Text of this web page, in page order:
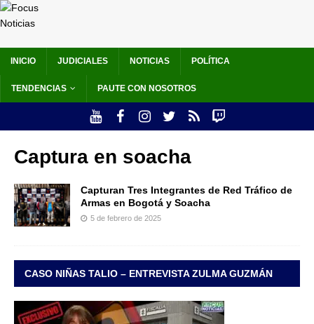
INICIO JUDICIALES NOTICIAS POLÍTICA
TENDENCIAS PAUTE CON NOSOTROS
Captura en soacha
Capturan Tres Integrantes de Red Tráfico de
Armas en Bogotá y Soacha
5 de febrero de 2025
CASO NIÑAS TALIO – ENTREVISTA ZULMA GUZMÁN